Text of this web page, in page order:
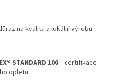
na kvalitu a lokální výrobu
STANDARD 100– certifikace
opletu